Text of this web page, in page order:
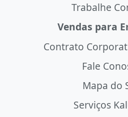
Trabalhe
Vendas para
Contrato
Fale
Mapa do
Serviços